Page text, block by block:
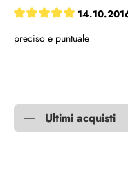
preciso e puntuale
Ultimi acquisti